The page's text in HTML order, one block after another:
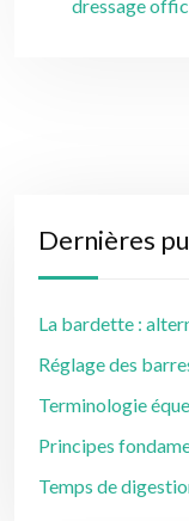
dressage
Dernières
La bardette :
Réglage des
Terminologie
Principes
Temps de